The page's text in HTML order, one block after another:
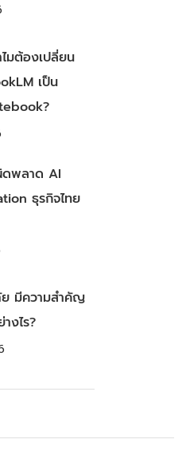
มต้องเปลี่ยน
เป็น
ดพลาด AI
ธุรกิจไทย
มีความสำคัญ
งไร?